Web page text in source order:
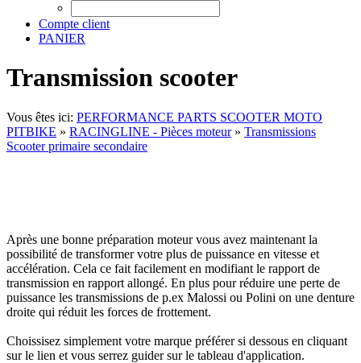
Compte client
PANIER
Transmission scooter
Vous êtes ici: PERFORMANCE PARTS SCOOTER MOTO
PITBIKE » RACINGLINE - Pièces moteur» Transmissions
Scooter primaire secondaire
Après une bonne préparation moteur vous avez maintenant la
possibilité de transformer votre plus de puissance en vitesse et
accélération. Cela ce fait facilement en modifiant le rapport de
transmission en rapport allongé. En plus pour réduire une perte de
puissance les transmissions de p.ex Malossi ou Polini on une denture
droite qui réduit les forces de frottement.
Choissisez simplement votre marque préférer si dessous en cliquant
sur le lien et vous serrez guider sur le tableau d'application.